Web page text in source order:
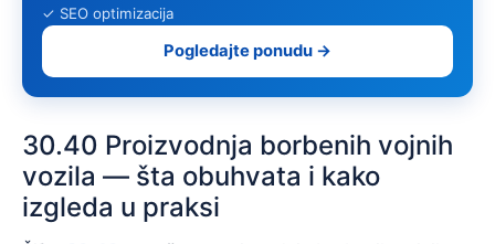
✓ SEO optimizacija
Pogledajte ponudu →
30.40 Proizvodnja borbenih vojnih
vozila — šta obuhvata i kako
izgleda u praksi